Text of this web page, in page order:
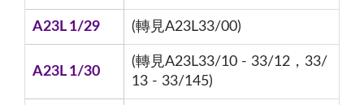
A23L 1/29 (轉見A23L33/00)
A23L 1/30
(轉見A23L33/10 - 33/12，33/
13 - 33/145)